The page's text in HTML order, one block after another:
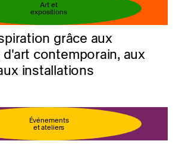
Art et
expositions
grâce aux
contemporain, aux
installations
Événements
et ateliers